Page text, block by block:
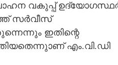
വാഹന വകുപ്പ്
സർവീസ്
ഇതിന്റെ
എം.വി.ഡി